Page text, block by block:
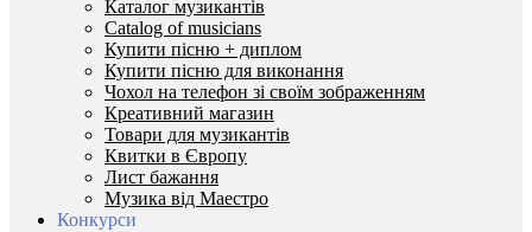
Каталог музикантів
Catalog of musicians
Купити пісню + диплом
Купити пісню для виконання
Чохол на телефон зі своїм зображенням
Креативний магазин
Товари для музикантів
Квитки в Європу
Лист бажання
Музика від Маестро
Конкурси